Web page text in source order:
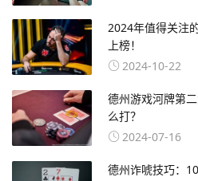
2024年值得关注
上榜！
2024-10-22
德州游戏河牌第
么打？
2024-07-16
德州诈唬技巧：